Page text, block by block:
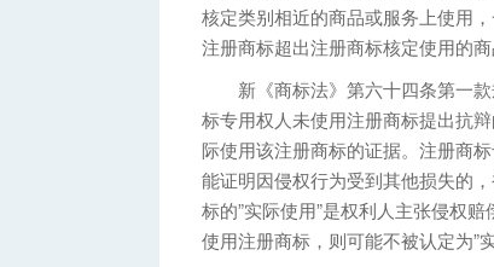
核定类别相近的商品或服务上使用
注册商标超出注册商标核定使用的
新《商标法》第六十四条第一款
标专用权人未使用注册商标提出抗
际使用该注册商标的证据。注册商
能证明因侵权行为受到其他损失的
标的”实际使用”是权利人主张侵权
使用注册商标，则可能不被认定为”